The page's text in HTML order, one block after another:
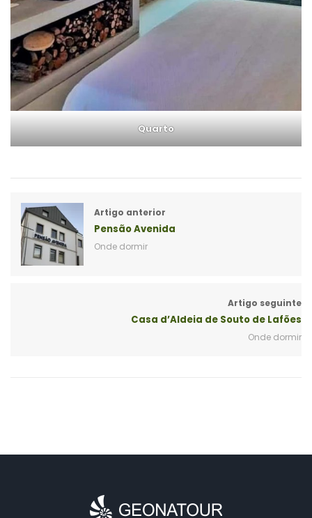
Quarto
Artigo anterior
Pensão Avenida
Onde dormir
Artigo seguinte
Casa d’Aldeia de Souto de Lafões
Onde dormir